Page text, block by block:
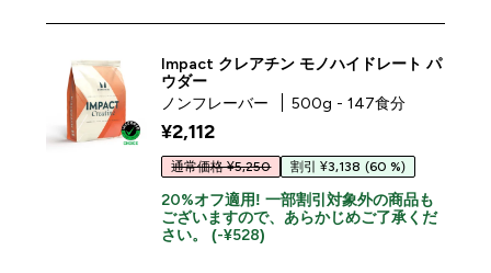
Impact クレアチン モノハイドレート パ
ウダー
ノンフレーバー
500g - 147食分
¥2,112‎
通常価格 ¥5,250 割引 ¥3,138 (60 %)
20%オフ適用! 一部割引対象外の商品も
ございますので、あらかじめご了承くだ
さい。 (-¥528)